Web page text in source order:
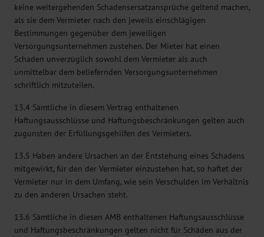
keine weitergehenden Schadensersatzansprüche geltend machen,
als sie dem Vermieter nach den jeweils einschlägigen
Bestimmungen gegenüber dem jeweiligen
Versorgungsunternehmen zustehen. Der Mieter hat einen
Schaden unverzüglich sowohl dem Vermieter als auch
unmittelbar dem beliefernden Versorgungsunternehmen
schriftlich mitzuteilen.
13.4 Sämtliche in diesem Vertrag enthaltenen
Haftungsausschlüsse und Haftungsbeschränkungen gelten auch
zugunsten der Erfüllungsgehilfen des Vermieters.
13.5 Haben andere Ursachen an der Entstehung eines Schadens
mitgewirkt, für den der Vermieter einzustehen hat, so haftet der
Vermieter nur in dem Umfang, wie sein Verschulden im Verhältnis
zu den anderen Ursachen steht.
13.6 Sämtliche in diesen AMB enthaltenen Haftungsausschlüsse
und Haftungsbeschränkungen gelten nicht für Schäden aus der